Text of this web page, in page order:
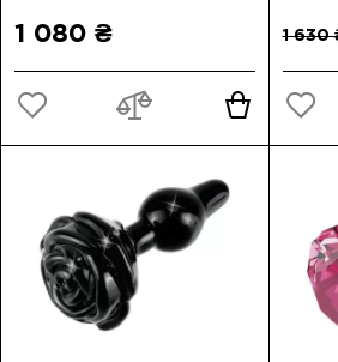
1 080 ₴